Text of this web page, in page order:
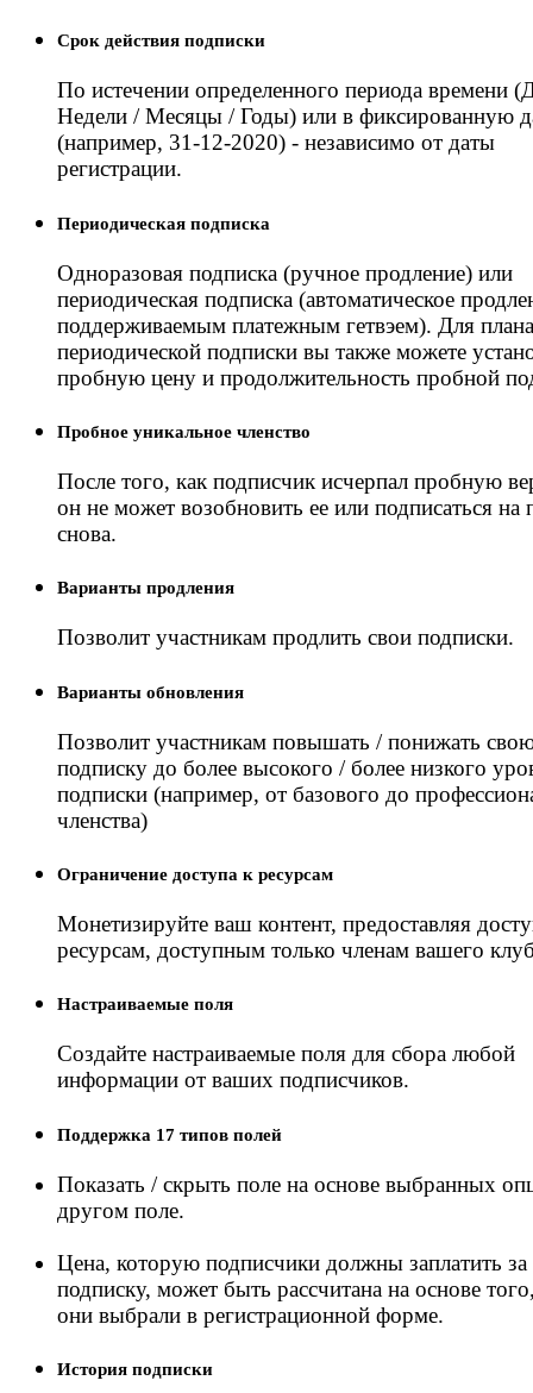
Срок действия подписки
По истечении определенного периода времени
Недели / Месяцы / Годы) или в фиксированную
(например, 31-12-2020) - независимо от даты
регистрации.
Периодическая подписка
Одноразовая подписка (ручное продление) или
периодическая подписка (автоматическое
поддерживаемым платежным гетвэем). Для плана
периодической подписки вы также можете
пробную цену и продолжительность пробной
Пробное уникальное членство
После того, как подписчик исчерпал пробную
он не может возобновить ее или подписаться на
снова.
Варианты продления
Позволит участникам продлить свои подписки.
Варианты обновления
Позволит участникам повышать / понижать
подписку до более высокого / более низкого
подписки (например, от базового до
членства)
Ограничение доступа к ресурсам
Монетизируйте ваш контент, предоставляя
ресурсам, доступным только членам вашего
Настраиваемые поля
Создайте настраиваемые поля для сбора любой
информации от ваших подписчиков.
Поддержка 17 типов полей
Показать / скрыть поле на основе выбранных
другом поле.
Цена, которую подписчики должны заплатить за
подписку, может быть рассчитана на основе
они выбрали в регистрационной форме.
История подписки